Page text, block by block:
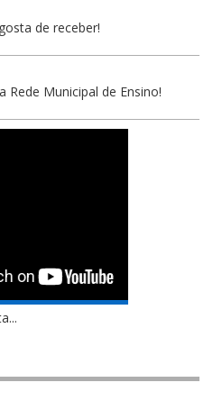
de receber!
Rede Municipal de Ensino!